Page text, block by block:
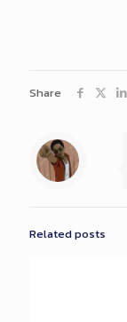
Share
Related posts